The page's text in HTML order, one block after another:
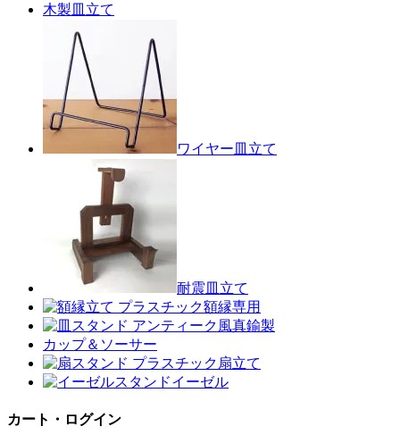
木製皿立て
ワイヤー皿立て
耐震皿立て
額縁専用
真鍮製
カップ＆ソーサー
扇立て
イーゼル
カート・ログイン